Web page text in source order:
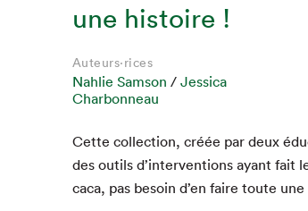
une histoire !
Auteurs·rices
Nahlie Samson / Jessica
Charbonneau
Cette col­lec­tion, créée par deux
des out­ils d’interventions ayant fait
caca, pas besoin d’en faire toute